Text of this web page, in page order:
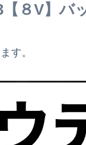
８V】バ
す。